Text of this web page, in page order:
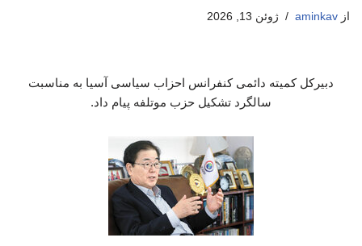
از aminkav ژوئن 13, 2026
دبیرکل کمیته دائمی کنفرانس احزاب سیاسی آسیا به مناسبت
سالگرد تشکیل حزب موتلفه پیام داد.